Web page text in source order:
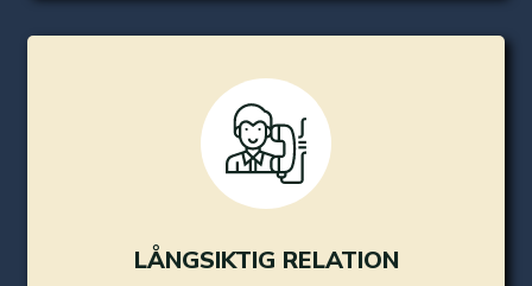
LÅNGSIKTIG RELATION